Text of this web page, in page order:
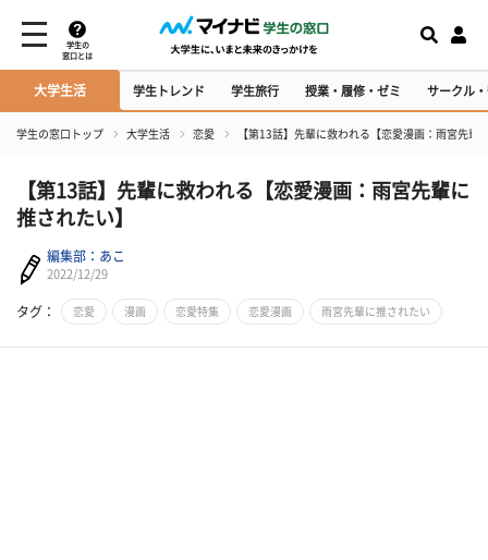
学生の
窓口とは
大学生活 学生トレンド 学生旅行 授業・履修・ゼミ サークル
学生の窓口トップ 大学生活 恋愛 【第13話】先輩に救われる【恋愛漫画：雨宮先輩
【第13話】先輩に救われる【恋愛漫画：雨宮先輩に
推されたい】
編集部：あこ
2022/12/29
タグ： 恋愛 漫画 恋愛特集 恋愛漫画 雨宮先輩に推されたい